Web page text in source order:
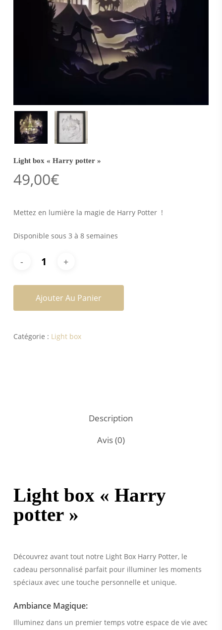
Light box « Harry potter »
49,00€
Mettez en lumière la magie de Harry Potter !
Disponible sous 3 à 8 semaines
Ajouter Au Panier
Catégorie : Light box
Description
Avis (0)
Light box « Harry
potter »
Découvrez avant tout notre Light Box Harry Potter, le
cadeau personnalisé parfait pour illuminer les moments
spéciaux avec une touche personnelle et unique.
Ambiance Magique:
Illuminez dans un premier temps votre espace de vie avec